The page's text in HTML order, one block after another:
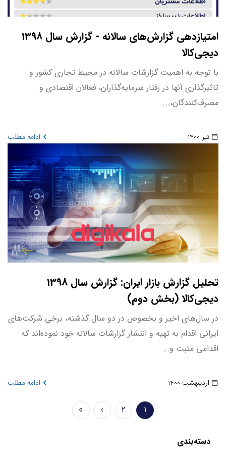
امتیازدهی گزارش‌های سالانه - گزارش سال 1398
دیجی‌کالا
با توجه به اهمیت گزارشات سالانه در محیط تجاری کشور و
تاثیرگذاری آنها در رفتار سرمایه‌گذاران، فعالان اقتصادی و
مصرف‌کنندگان،...
تیر 1400 ادامه مطلب
تحلیل گزارش بازار ایران: گزارش سال 1398
دیجی‌کالا (بخش دوم)
در سال‌های اخیر و بخصوص در دو سال گذشته، برخی شرکت‌های
ایرانی اقدام به تهیه و انتشار گزارشات سالانه خود نموده‌اند که
اقدامی مثبت و...
اردیبهشت 1400 ادامه مطلب
صفحه1
Page2
Next›
Last»
دسته‌بندی